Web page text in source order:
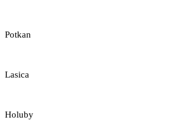
Potkan
Lasica
Holuby